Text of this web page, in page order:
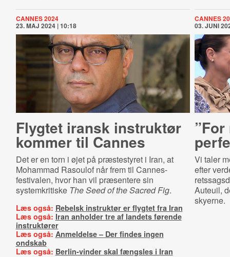
CANNES 2024
23. MAJ 2024 | 10:18
Flygtet iransk instruktør
kommer til Cannes
Det er en torn i øjet på præstestyret i Iran, at
Mohammad Rasoulof når frem til Cannes-
festivalen, hvor han vil præsentere sin
systemkritiske The Seed of the Sacred Fig.
Læs også: Rebelsk instruktør er flygtet fra Iran
Læs også: Iran anholder tre af landets førende
instruktører
Læs også: Anmeldelse – Der findes ingen
ondskab
Læs også: Berlin-vinder skal fængsles i Iran
CANNES
03. JUNI
Vi taler
efter
Auteuil,
skyerne.